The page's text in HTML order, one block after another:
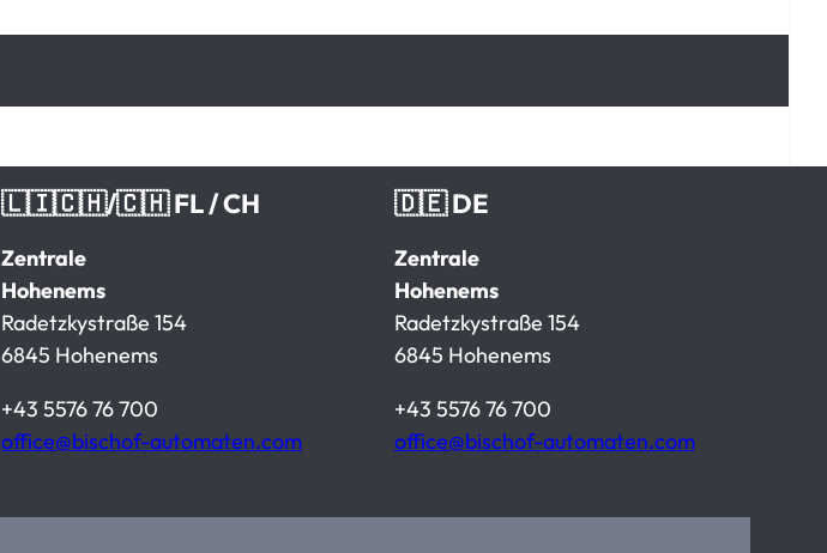
🇱🇮🇨🇭/🇨🇭 FL / CH
Zentrale
Hohenems
Radetzkystraße 154
6845 Hohenems
+43 5576 76 700
office@bischof-automaten.com
🇩🇪 DE
Zentrale
Hohenems
Radetzkystraße 154
6845 Hohenems
+43 5576 76 700
office@bischof-automaten.com